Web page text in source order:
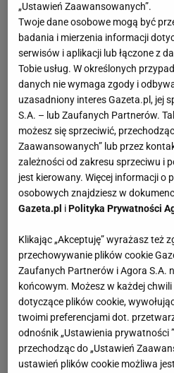
„Ustawień Zaawansowanych”.
Twoje dane osobowe mogą być
badania i mierzenia informacji
serwisów i aplikacji lub łączone z
Tobie usług. W określonych
danych nie wymaga zgody i
uzasadniony interes Gazeta.pl, jej
S.A. – lub Zaufanych Partnerów.
możesz się sprzeciwić,
Zaawansowanych” lub przez
zależności od zakresu sprzeciwu i
jest kierowany. Więcej informacji o
osobowych znajdziesz w
Gazeta.pl iPolityka Prywatności
Klikając „Akceptuję” wyrażasz też
przechowywanie plików cookie
Zaufanych Partnerów i Agora S.A.
końcowym. Możesz w każdej
dotyczące plików cookie,
twoimi preferencjami dot.
odnośnik „Ustawienia prywatności
przechodząc do „Ustawień
ustawień plików cookie możliwa